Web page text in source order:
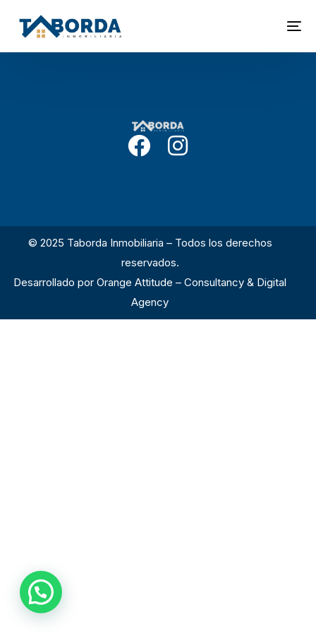
© 2025 Taborda Inmobiliaria – Todos los derechos
reservados.
Desarrollado porOrange Attitude – Consultancy & Digital
Agency